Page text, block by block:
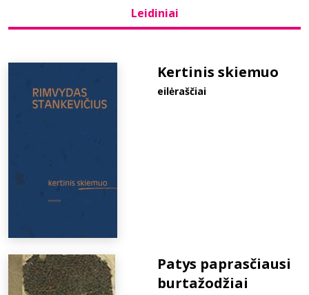
+370 667 80 541
Leidiniai
Kertinis skiemuo
eilėraščiai
Patys paprasčiausi
burtažodžiai